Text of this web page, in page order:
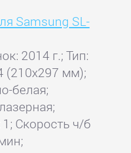
Samsung SL-
2014 г.; Тип:
(210x297 мм);
белая;
Скорость ч/б